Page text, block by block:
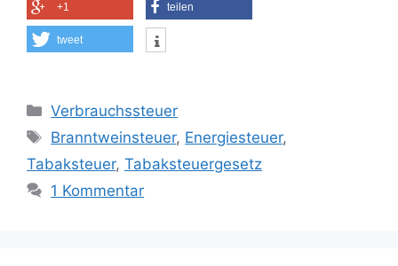
+1 teilen
tweet
Kategorien
Verbrauchssteuer
Schlagwörter
Branntweinsteuer, Energiesteuer,
Tabaksteuer, Tabaksteuergesetz
1 Kommentar